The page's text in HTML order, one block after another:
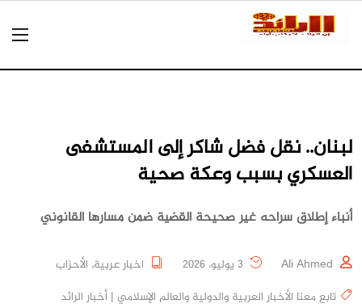
لبنان.. نقل فضل شاكر إلى المستشفى
العسكري بسبب وعكة صحية
أنباء إطلاق سراحه غير صحيحة القضية ضمن مسارها القانوني
Ali Ahmed اخبار عربية, الأحزاب
تابع معنا الأخبار العربية والدولية والعالم الإسلامي | أخبار الرائد